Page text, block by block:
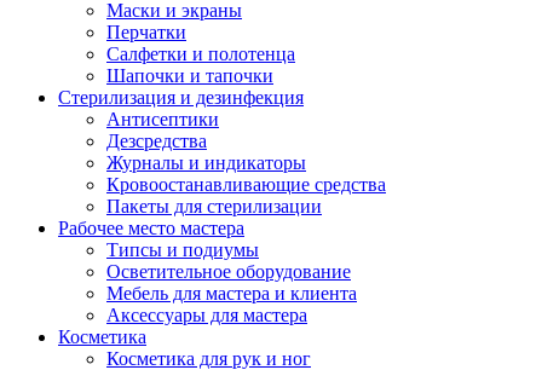
Маски и экраны
Перчатки
Салфетки и полотенца
Шапочки и тапочки
Стерилизация и дезинфекция
Антисептики
Дезсредства
Журналы и индикаторы
Кровоостанавливающие средства
Пакеты для стерилизации
Рабочее место мастера
Типсы и подиумы
Осветительное оборудование
Мебель для мастера и клиента
Аксессуары для мастера
Косметика
Косметика для рук и ног